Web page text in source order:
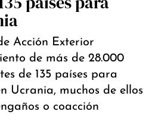
Acción Exterior
de más de 28.000
de 135 países para
Ucrania, muchos de ellos
o coacción